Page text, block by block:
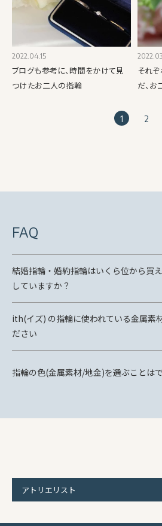
2022.04.15
ブログも参考に、時間をかけて見
つけたお二人の指輪
それ
だ、
1 2
FAQ
結婚指輪・婚約指輪はいくら位から買
していますか？
ith(イズ) の指輪に使われている金属素
ださい
指輪の色(金属素材/地金)を選ぶことは
アトリエリスト